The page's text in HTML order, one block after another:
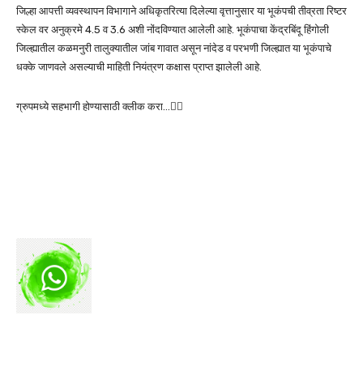
जिल्हा आपत्ती व्यवस्थापन विभागाने अधिकृतरित्या दिलेल्या वृत्तानुसार या भूकंपची तीव्रता रिष्टर
स्केल वर अनुक्रमे 4.5 व 3.6 अशी नोंदविण्यात आलेली आहे. भूकंपाचा केंद्रबिंदू हिंगोली
जिल्ह्यातील कळमनुरी तालुक्यातील जांब गावात असून नांदेड व परभणी जिल्ह्यात या भूकंपाचे
धक्के जाणवले असल्याची माहिती नियंत्रण कक्षास प्राप्त झालेली आहे.
ग्रुपमध्ये सहभागी होण्यासाठी क्लीक करा…👆🏻